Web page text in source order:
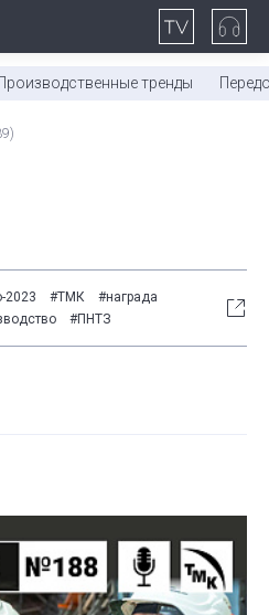
Производственные тренды
2023 #ТМК
#награда
#ПНТЗ